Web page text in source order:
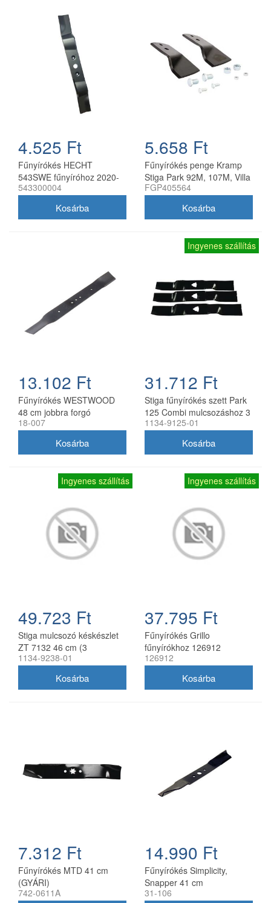
4.525 Ft
Fűnyírókés HECHT
543SWE fűnyíróhoz 2020-
21
543300004
5.658 Ft
Fűnyírókés penge Kramp
Stiga Park 92M, 107M, Villa
92M, 107M 170 mm
FGP405564
13.102 Ft
Fűnyírókés WESTWOOD
48 cm jobbra forgó
18-007
Ingyenes szállítás
31.712 Ft
Stiga fűnyírókés szett Park
125 Combi mulcsozáshoz 3
db
1134-9125-01
Ingyenes szállítás
49.723 Ft
Stiga mulcsozó késkészlet
ZT 7132 46 cm (3
db/csomag) 1134-9238-01
1134-9238-01
Ingyenes szállítás
37.795 Ft
Fűnyírókés Grillo
fűnyírókhoz 126912
126912
7.312 Ft
Fűnyírókés MTD 41 cm
(GYÁRI)
742-0611A
14.990 Ft
Fűnyírókés Simplicity,
Snapper 41 cm
(1704856SM)
31-106